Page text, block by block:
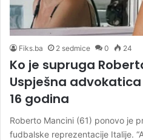
Fiks.ba 2 sedmice 0 24
Ko je supruga
Uspješna
16 godina
Roberto Mancini (61) ponovo je
fudbalske reprezentacije Italije.